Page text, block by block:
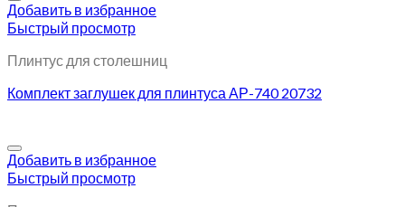
Добавить в избранное
Быстрый просмотр
Плинтус для столешниц
Комплект заглушек для плинтуса АР-740 20732
Добавить в избранное
Быстрый просмотр